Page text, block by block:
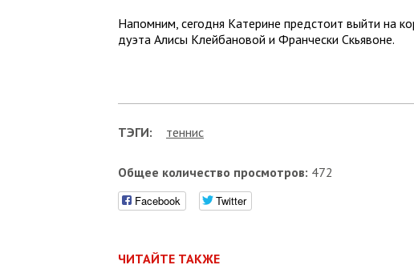
Напомним, сегодня Катерине предстоит выйти на
дуэта Алисы Клейбановой и Франчески Скьявоне.
ТЭГИ: теннис
Общее количество просмотров: 472
Facebook Twitter
ЧИТАЙТЕ ТАКЖЕ